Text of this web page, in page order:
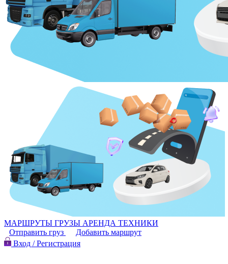
МАРШРУТЫ ГРУЗЫ АРЕНДА ТЕХНИКИ
Отправить груз
Добавить маршрут
Вход / Регистрация